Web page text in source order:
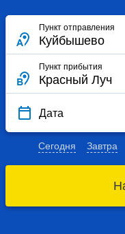
Пункт отправления
Пункт прибытия
Дата
Сегодня Завтра